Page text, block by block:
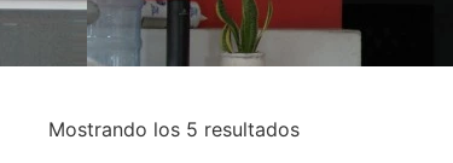
Mostrando los 5 resultados